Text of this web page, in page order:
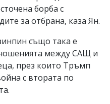
борба с
за отбрана, каза Ян.
също така е
между САЩ и
през които Тръмп
с втората по